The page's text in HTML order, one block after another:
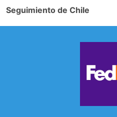
Seguimiento de Chile